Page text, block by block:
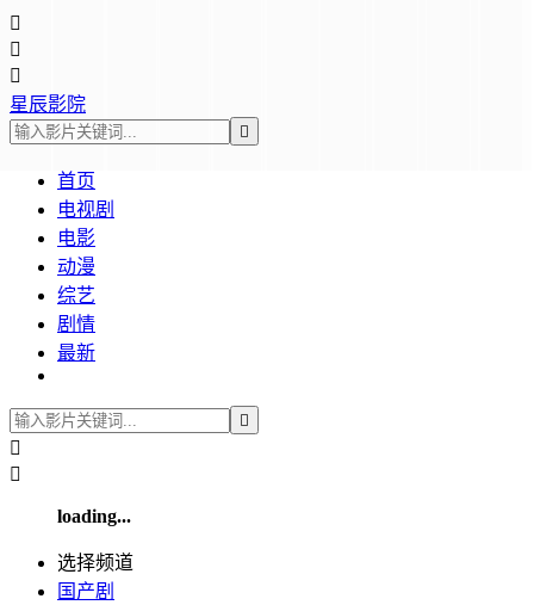



星辰影院

首页
电视剧
电影
动漫
综艺
剧情
最新



loading...
选择频道
国产剧